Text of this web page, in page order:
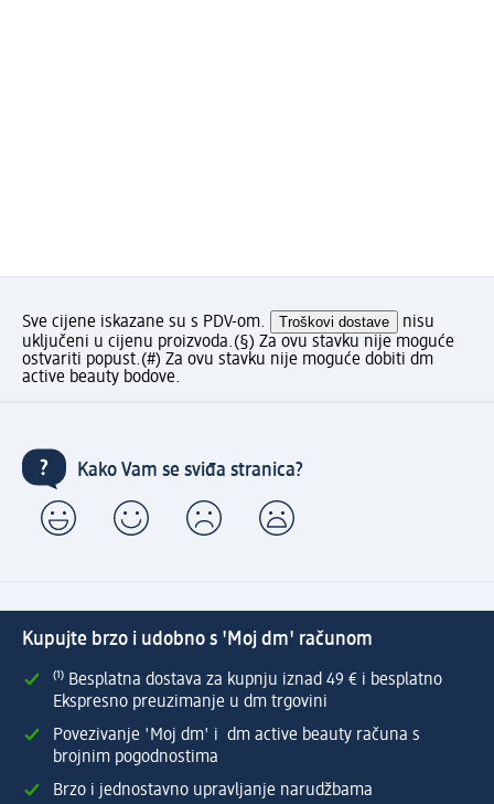
Sve cijene iskazane su s PDV-om. Troškovi dostave
nisu
uključeni u cijenu proizvoda.(§) Za ovu stavku nije moguće
ostvariti popust.(#) Za ovu stavku nije moguće dobiti dm
active beauty bodove.
Kako Vam se sviđa stranica?
Kupujte brzo i udobno s 'Moj dm' računom
⁽¹⁾ Besplatna dostava za kupnju iznad 49 € i besplatno
Ekspresno preuzimanje u dm trgovini
Povezivanje 'Moj dm' i dm active beauty računa s
brojnim pogodnostima
Brzo i jednostavno upravljanje narudžbama